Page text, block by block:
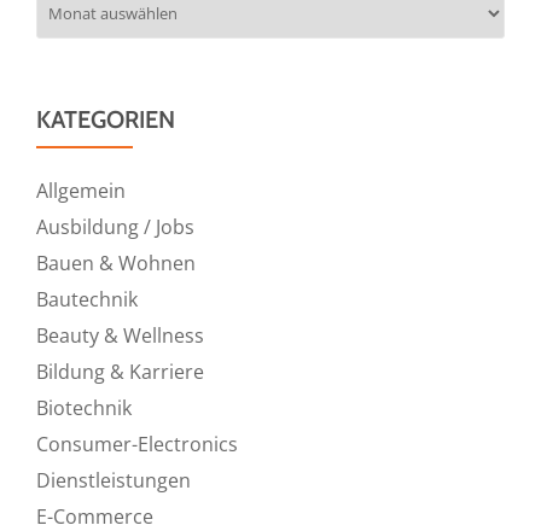
KATEGORIEN
Allgemein
Ausbildung / Jobs
Bauen & Wohnen
Bautechnik
Beauty & Wellness
Bildung & Karriere
Biotechnik
Consumer-Electronics
Dienstleistungen
E-Commerce